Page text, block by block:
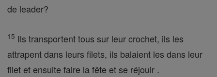
de leader?
15 Ils transportent tous sur leur crochet, ils les
attrapent dans leurs filets, ils balaient les dans leur
filet et ensuite faire la fête et se réjouir .